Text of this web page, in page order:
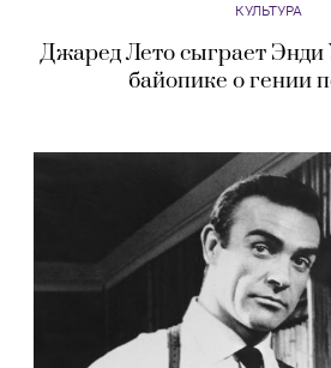
КУЛЬТУРА
Джаред Лето сыграет Энди
байопике о гении